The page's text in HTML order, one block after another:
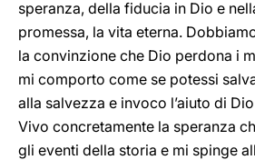
speranza, della fiducia in Dio e
promessa, la vita eterna.
la convinzione che Dio perdona i
mi comporto come se potessi
alla salvezza e invoco l’aiuto di
Vivo concretamente la speranza
gli eventi della storia e mi spinge